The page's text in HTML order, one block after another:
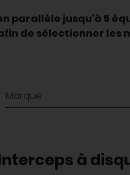
parallèle jusqu'à 5
de sélectionner les
Marque
Interceps à